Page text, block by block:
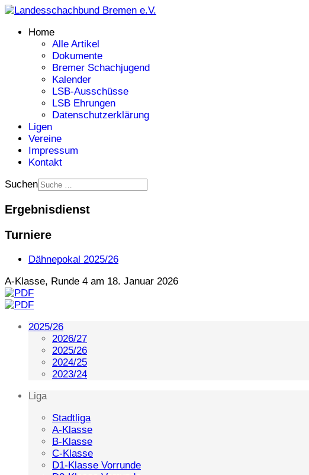
Home
Alle Artikel
Dokumente
Bremer Schachjugend
Kalender
LSB-Ausschüsse
LSB Ehrungen
Datenschutzerklärung
Ligen
Vereine
Impressum
Kontakt
Suchen
Ergebnisdienst
Turniere
Dähnepokal 2025/26
A-Klasse, Runde 4 am 18. Januar 2026
2025/26
2026/27
2025/26
2024/25
2023/24
Liga
Stadtliga
A-Klasse
B-Klasse
C-Klasse
D1-Klasse Vorrunde